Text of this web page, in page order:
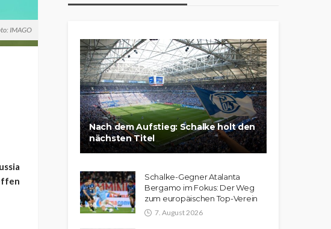
IMAGO
Nach dem Aufstieg: Schalke holt den
nächsten Titel
Schalke-Gegner Atalanta
Bergamo im Fokus: Der Weg
zum europäischen Top-Verein
7. August 2026